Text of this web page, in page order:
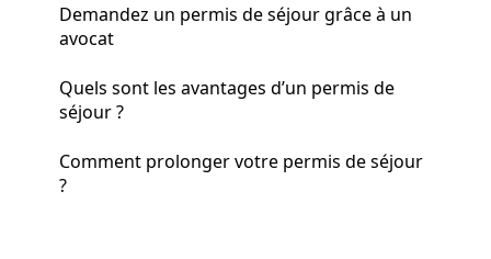
Demandez un permis de séjour grâce à un
avocat
Quels sont les avantages d’un permis de
séjour ?
Comment prolonger votre permis de séjour
?